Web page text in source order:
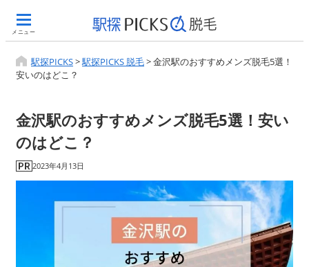
メニュー
駅探PICKS>駅探PICKS 脱毛>金沢駅のおすすめメンズ脱毛5選！
安いのはどこ？
金沢駅のおすすめメンズ脱毛5選！安い
のはどこ？
2023年4月13日